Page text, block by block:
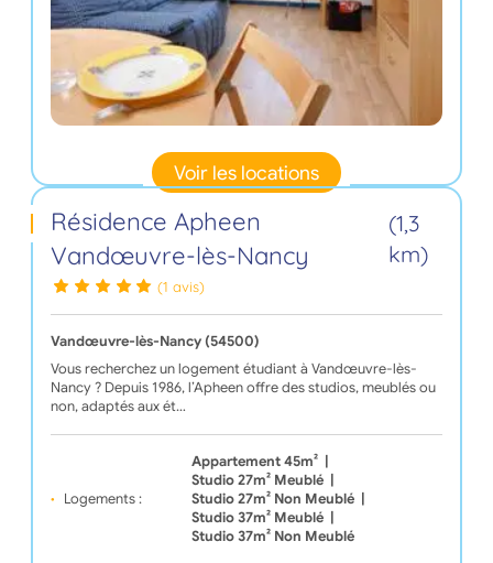
Voir les locations
Résidence Apheen
Vandœuvre-lès-Nancy
(1,3
km)
(1 avis)
Vandœuvre-lès-Nancy (54500)
Vous recherchez un logement étudiant à Vandœuvre-lès-
Nancy ? Depuis 1986, l’Apheen offre des studios, meublés ou
non, adaptés aux ét…
Logements :
Appartement 45m²
Studio 27m² Meublé
Studio 27m² Non Meublé
Studio 37m² Meublé
Studio 37m² Non Meublé